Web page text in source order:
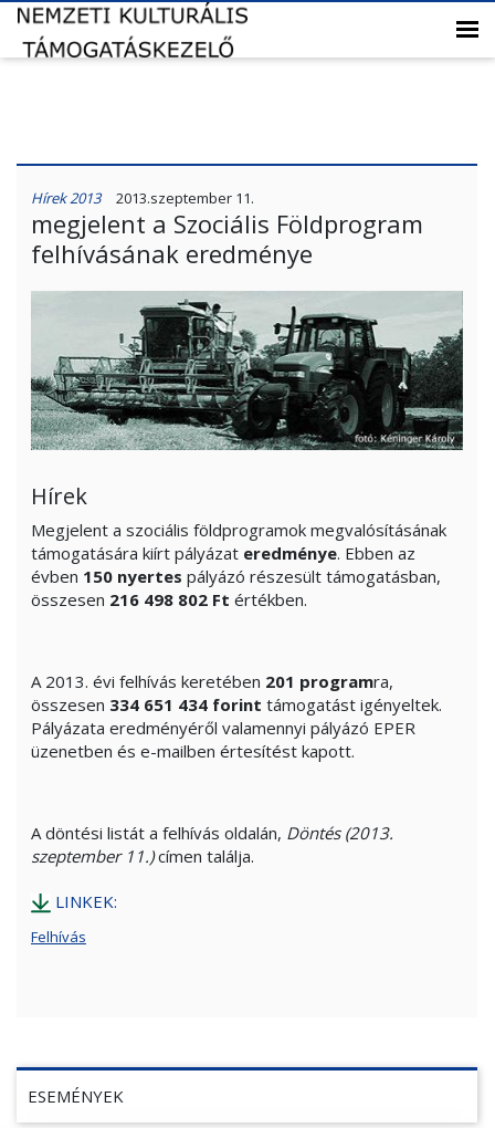
ESEMÉNYEK
Hírek 2013 2013.szeptember 11.
megjelent a Szociális Földprogram
felhívásának eredménye
Hírek
Megjelent a szociális földprogramok megvalósításának
támogatására kiírt pályázat eredménye. Ebben az
évben 150 nyertes pályázó részesült támogatásban,
összesen 216 498 802 Ft értékben.
A 2013. évi felhívás keretében 201 programra,
összesen 334 651 434 forint támogatást igényeltek.
Pályázata eredményéről valamennyi pályázó EPER
üzenetben és e-mailben értesítést kapott.
A döntési listát a felhívás oldalán, Döntés (2013.
szeptember 11.)címen találja.
LINKEK:
Felhívás